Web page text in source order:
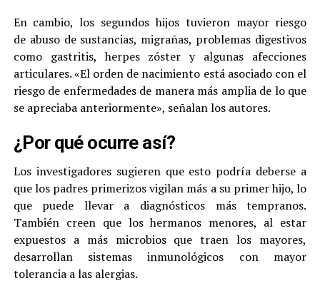
En cambio, los segundos hijos tuvieron mayor riesgo
de abuso de sustancias, migrañas, problemas digestivos
como gastritis, herpes zóster y algunas afecciones
articulares. «El orden de nacimiento está asociado con el
riesgo de enfermedades de manera más amplia de lo que
se apreciaba anteriormente», señalan los autores.
¿Por qué ocurre así?
Los investigadores sugieren que esto podría deberse a
que los padres primerizos vigilan más a su primer hijo, lo
que puede llevar a diagnósticos más tempranos.
También creen que los hermanos menores, al estar
expuestos a más microbios que traen los mayores,
desarrollan sistemas inmunológicos con mayor
tolerancia a las alergias.